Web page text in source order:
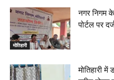
मोतिहारी
नगर निगम के
पोर्टल पर
मोतिहारी